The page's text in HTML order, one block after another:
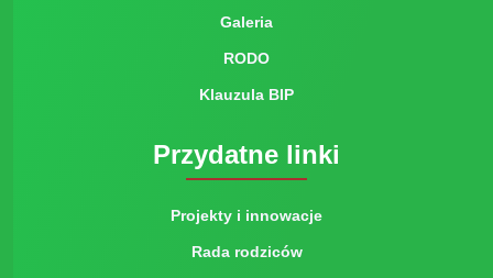
Galeria
RODO
Klauzula BIP
Przydatne linki
Projekty i innowacje
Rada rodziców